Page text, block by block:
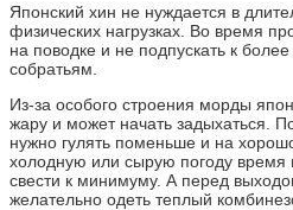
Японский хин не нуждается в
физических нагрузках. Во время
на поводке и не подпускать к
собратьям.
Из-за особого строения морды
жару и может начать задыхаться.
нужно гулять поменьше и на
холодную или сырую погоду
свести к минимуму. А перед
желательно одеть теплый